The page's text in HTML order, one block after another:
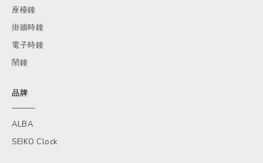
座檯鐘
掛牆時鐘
電子時鐘
鬧鐘
品牌
ALBA
SEIKO Clock